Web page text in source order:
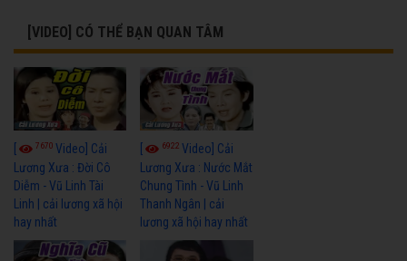
[VIDEO] CÓ THỂ BẠN QUAN TÂM
7670 Video] Cải
Lương Xưa : Đời Cô
Diễm - Vũ Linh Tài
Linh | cải lương xã hội
hay nhất
6922Video] Cải
Lương Xưa : Nước Mắt
Chung Tình - Vũ Linh
Thanh Ngân | cải
lương xã hội hay nhất